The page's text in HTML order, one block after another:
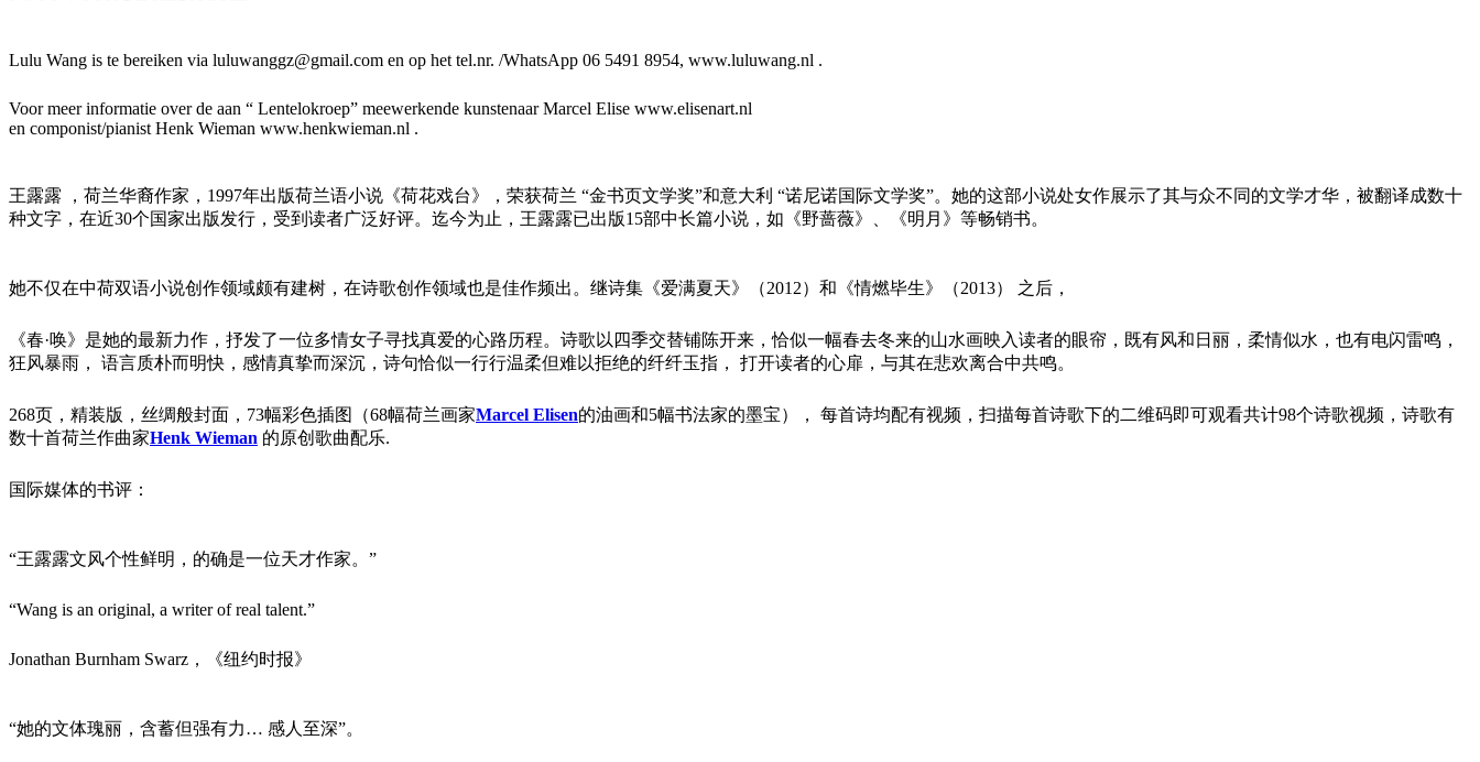
Lulu Wang is te bereiken via luluwanggz@gmail.com en op het tel.nr. /WhatsApp 06 5491 8954, www.luluwang.nl .
Voor meer informatie over de aan “ Lentelokroep” meewerkende kunstenaar Marcel Elise www.elisenart.nl
en componist/pianist Henk Wieman www.henkwieman.nl .
王露露 ，荷兰华裔作家，1997年出版荷兰语小说《荷花戏台》，荣获荷兰 “金书页文学奖”和意大利 “诺尼诺国际文学奖”。她的这部小说处女作展示了其与众不同的文学才华，被翻译成数十
种文字，在近30个国家出版发行，受到读者广泛好评。迄今为止，王露露已出版15部中长篇小说，如《野蔷薇》、《明月》等畅销书。
她不仅在中荷双语小说创作领域颇有建树，在诗歌创作领域也是佳作频出。继诗集《爱满夏天》（2012）和《情燃毕生》（2013） 之后，
《春·唤》是她的最新力作，抒发了一位多情女子寻找真爱的心路历程。诗歌以四季交替铺陈开来，恰似一幅春去冬来的山水画映入读者的眼帘，既有风和日丽，柔情似水，也有电闪雷鸣，
狂风暴雨， 语言质朴而明快，感情真挚而深沉，诗句恰似一行行温柔但难以拒绝的纤纤玉指， 打开读者的心扉，与其在悲欢离合中共鸣。
268页，精装版，丝绸般封面，73幅彩色插图（68幅荷兰画家Marcel Elisen的油画和5幅书法家的墨宝）， 每首诗均配有视频，扫描每首诗歌下的二维码即可观看共计98个诗歌视频，诗歌有
数十首荷兰作曲家Henk Wieman 的原创歌曲配乐.
国际媒体的书评：
“王露露文风个性鲜明，的确是一位天才作家。”
“Wang is an original, a writer of real talent.”
Jonathan Burnham Swarz，《纽约时报》
“她的文体瑰丽，含蓄但强有力… 感人至深”。